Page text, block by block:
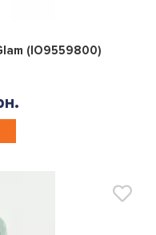
0
(IO9559800)